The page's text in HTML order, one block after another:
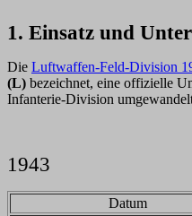
1. Einsatz und
Die Luftwaffen-Feld-Division
(L) bezeichnet, eine offizielle
Infanterie-Division
1943
Datum